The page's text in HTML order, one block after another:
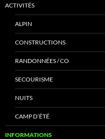
ACTIVITÉS
ALPIN
CONSTRUCTIONS
RANDONNÉES / CO
SECOURISME
NUITS
CAMP D’ÉTÉ
INFORMATIONS